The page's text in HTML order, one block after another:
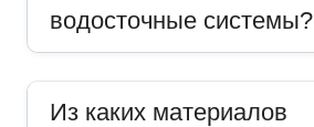
водосточные системы?
Из каких материалов